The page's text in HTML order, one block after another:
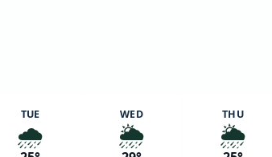
TUE
🌧️
WED
🌦️
THU
🌦️